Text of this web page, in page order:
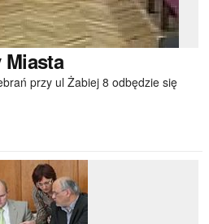
Miasta
przy ul Żabiej 8 odbędzie się